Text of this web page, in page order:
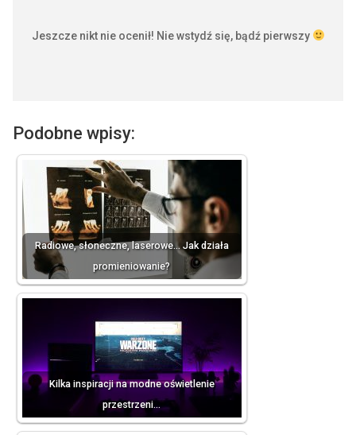
Jeszcze nikt nie ocenił! Nie wstydź się, bądź pierwszy
Podobne wpisy:
Radiowe, słoneczne, laserowe... Jak działa
promieniowanie?
Kilka inspiracji na modne oświetlenie
przestrzeni…